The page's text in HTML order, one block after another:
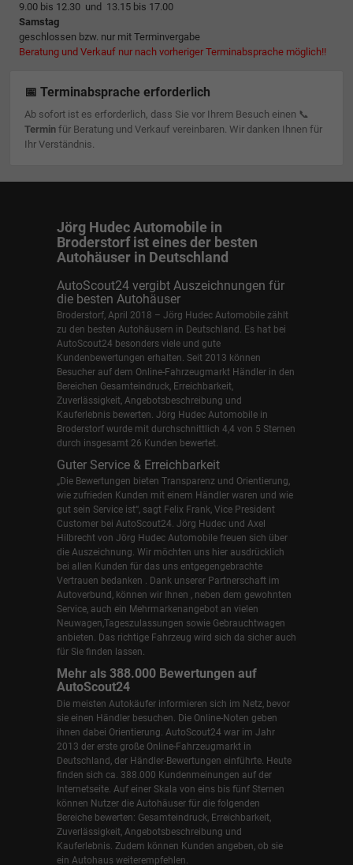
9.00 bis 12.30 und 13.15 bis 17.00
Samstag
geschlossen bzw. nur mit Terminvergabe
Beratung und Verkauf nur nach vorheriger Terminabsprache möglich!!
📅 Terminabsprache erforderlich
Ab sofort ist es erforderlich, dass Sie vor Ihrem Besuch einen 📞
Terminfür Beratung und Verkauf vereinbaren. Wir danken Ihnen für
Ihr Verständnis.
Jörg Hudec Automobile in
Broderstorf ist eines der besten
Autohäuser in Deutschland
AutoScout24 vergibt Auszeichnungen für
die besten Autohäuser
Broderstorf, April 2018 – Jörg Hudec Automobile zählt
zu den besten Autohäusern in Deutschland. Es hat bei
AutoScout24 besonders viele und gute
Kundenbewertungen erhalten. Seit 2013 können
Besucher auf dem Online-Fahrzeugmarkt Händler in den
Bereichen Gesamteindruck, Erreichbarkeit,
Zuverlässigkeit, Angebotsbeschreibung und
Kauferlebnis bewerten. Jörg Hudec Automobile in
Broderstorf wurde mit durchschnittlich 4,4 von 5 Sternen
durch insgesamt 26 Kunden bewertet.
Guter Service & Erreichbarkeit
„Die Bewertungen bieten Transparenz und Orientierung,
wie zufrieden Kunden mit einem Händler waren und wie
gut sein Service ist“, sagt Felix Frank, Vice President
Customer bei AutoScout24. Jörg Hudec und Axel
Hilbrecht von Jörg Hudec Automobile freuen sich über
die Auszeichnung. Wir möchten uns hier ausdrücklich
bei allen Kunden für das uns entgegengebrachte
Vertrauen bedanken . Dank unserer Partnerschaft im
Autoverbund, können wir Ihnen , neben dem gewohnten
Service, auch ein Mehrmarkenangebot an vielen
Neuwagen,Tageszulassungen sowie Gebrauchtwagen
anbieten. Das richtige Fahrzeug wird sich da sicher auch
für Sie finden lassen.
Mehr als 388.000 Bewertungen auf
AutoScout24
Die meisten Autokäufer informieren sich im Netz, bevor
sie einen Händler besuchen. Die Online-Noten geben
ihnen dabei Orientierung. AutoScout24 war im Jahr
2013 der erste große Online-Fahrzeugmarkt in
Deutschland, der Händler-Bewertungen einführte. Heute
finden sich ca. 388.000 Kundenmeinungen auf der
Internetseite. Auf einer Skala von eins bis fünf Sternen
können Nutzer die Autohäuser für die folgenden
Bereiche bewerten: Gesamteindruck, Erreichbarkeit,
Zuverlässigkeit, Angebotsbeschreibung und
Kauferlebnis. Zudem können Kunden angeben, ob sie
ein Autohaus weiterempfehlen.